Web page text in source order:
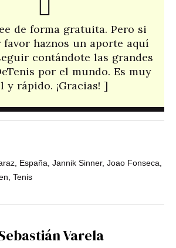
de forma gratuita. Pero si
favor haznos un aporte aquí
contándote las grandes
por el mundo. Es muy
y rápido. ¡Gracias! ]​
España Jannik Sinner, Joao Fonseca
Tenis
Varela